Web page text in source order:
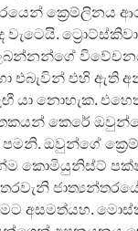
ක්‍රෙම්ලිනය
වැටෙයි.
එබැවින් එහි ඇති
යා නොහැක.
කෙරේ
ඔවුන්ගේ
කොමියුනිස්ට්
ජාත්‍යන්තරයේ
අසමත්යහ.